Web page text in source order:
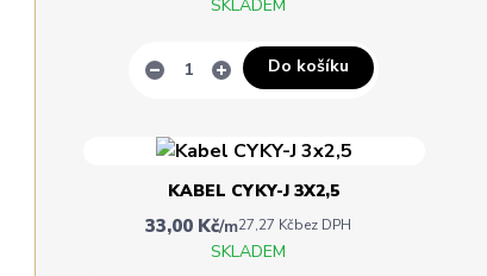
SKLADEM
Do košíku
KABEL CYKY-J 3X2,5
33,00 Kč/m27,27 Kčbez DPH
SKLADEM